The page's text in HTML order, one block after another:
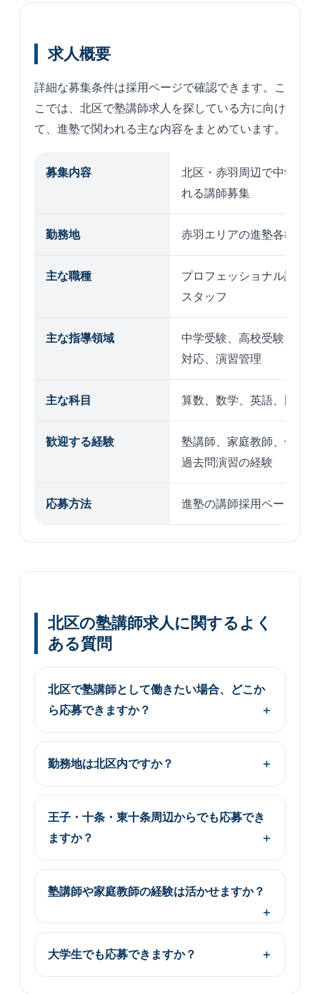
求人概要
詳細な募集条件は採用ページで確認できます。こ
こでは、北区で塾講師求人を探している方に向け
て、進塾で関われる主な内容をまとめています。
募集内容
北区・赤羽周辺で中学受
れる講師募集
勤務地 赤羽エリアの進塾各教室
主な職種
プロフェッショナル講師
スタッフ
主な指導領域
中学受験、高校受験、大
対応、演習管理
主な科目 算数、数学、英語、国語
歓迎する経験
塾講師、家庭教師、個別
過去問演習の経験
応募方法 進塾の講師採用ページか
北区の塾講師求人に関するよく
ある質問
北区で塾講師として働きたい場合、どこか
ら応募できますか？
勤務地は北区内ですか？
王子・十条・東十条周辺からでも応募でき
ますか？
塾講師や家庭教師の経験は活かせますか？
大学生でも応募できますか？